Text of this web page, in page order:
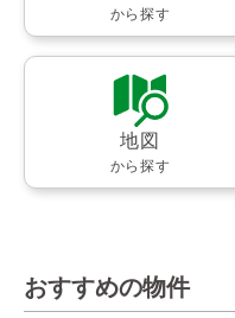
から探す
地図
から探す
おすすめの物件